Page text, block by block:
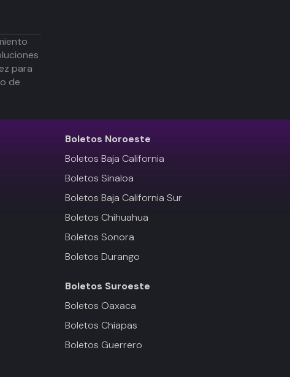
para
de
Boletos Noroeste
Boletos Baja California
Boletos Sinaloa
Boletos Baja California Sur
Boletos Chihuahua
Boletos Sonora
Boletos Durango
Boletos Suroeste
Boletos Oaxaca
Boletos Chiapas
Boletos Guerrero